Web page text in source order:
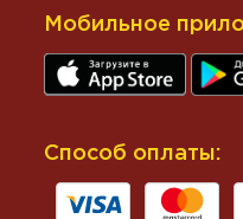
Мобильное
Способ оплаты: